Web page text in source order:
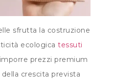
sfrutta la costruzione
ecologica tessuti
prezzi premium
crescita prevista